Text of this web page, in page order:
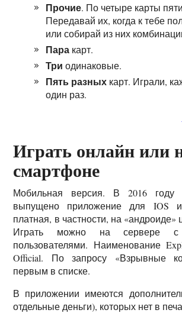
Прочие. По четыре карты
Передавай их, когда к тебе
или собирай из них
Пара карт.
Три одинаковые.
Пять разных карт. Играли,
один раз.
Играть онлайн или
смартфоне
Мобильная версия. В 2016
выпущено приложение для IOS
платная, в частности, на «андроиде»
Играть можно на сервере с
пользователями. Наименование
Official. По запросу «Взрывные
первым в списке.
В приложении имеются
отдельные деньги), которых нет в